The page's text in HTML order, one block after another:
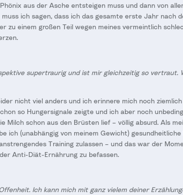
aus der Asche entsteigen muss und dann von
ich sagen, dass ich das gesamte erste Jahr nach
zu einem großen Teil wegen meines vermeintlich
supertraurig und ist mir gleichzeitig so vertraut.
nicht viel anders und ich erinnere mich noch
so Hungersignale zeigte und ich aber noch
Milch schon aus den Brüsten lief – völlig absurd. Als
ich (unabhängig von meinem Gewicht) gesundheitliche
Training zulassen – und das war der
Anti-Diät-Ernährung zu befassen.
Ich kann mich mit ganz vielem deiner